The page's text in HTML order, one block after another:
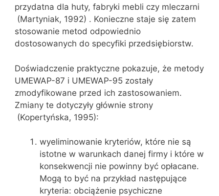
przydatna dla huty, fabryki mebli czy mleczarni
(Martyniak, 1992) . Konieczne staje się zatem
stosowanie metod odpowiednio
dostosowanych do specyfiki przedsiębiorstw.
Doświadczenie praktyczne pokazuje, że metody
UMEWAP-87 i UMEWAP-95 zostały
zmodyfikowane przed ich zastosowaniem.
Zmiany te dotyczyły głównie strony
(Kopertyńska, 1995):
wyeliminowanie kryteriów, które nie są
istotne w warunkach danej firmy i które w
konsekwencji nie powinny być opłacane.
Mogą to być na przykład następujące
kryteria: obciążenie psychiczne